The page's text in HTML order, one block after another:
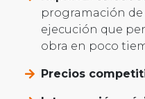
programación
ejecución que
obra en poco
Precios